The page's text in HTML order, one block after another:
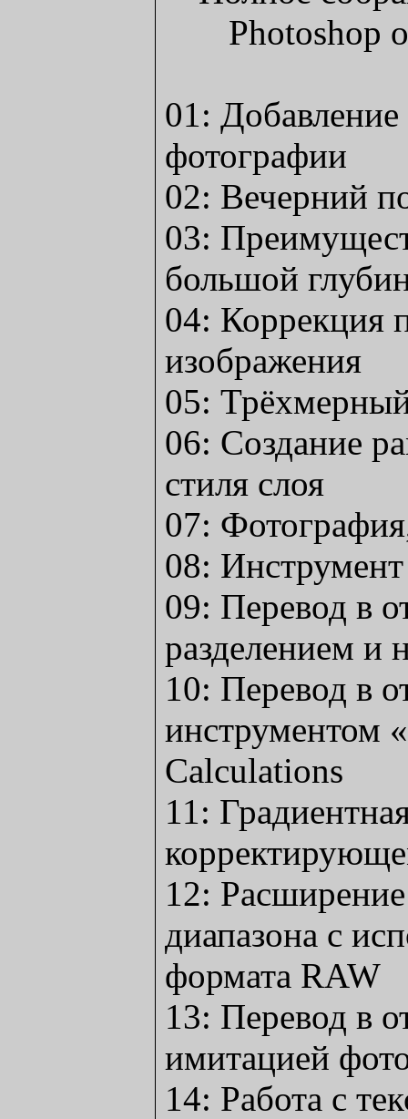
01: Добавление
фотографии
02: Вечерний
03:
большой
04: Коррекция
изображения
05:
06: Создание
стиля слоя
07:
08:
09: Перевод в
разделением и
10: Перевод в
инструментом
Calculations
11:
12:
диапазона с
формата RAW
13: Перевод в
имитацией
14: Работа с